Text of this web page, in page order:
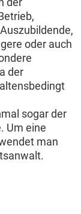
oder auch
der
sogar der
Um eine
man